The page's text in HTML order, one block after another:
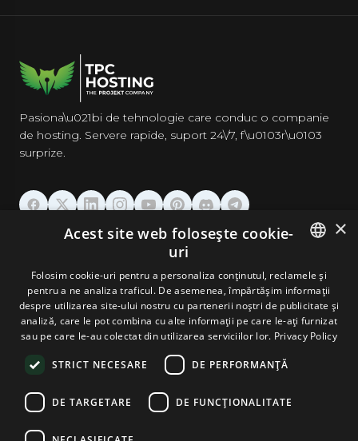
Pasiona\u021bi de tehnologie care conduc o companie
de hosting. Servere rapide, suport 24\/7, f\u0103r\u0103
surprize.
GĂZDUIRE
DOMENII & EMAIL
UNELTE & SECURITATE
COMPANIE
ENGLISH
GERMAN
ROMANIAN
×
Acest site web folosește cookie-
uri
Folosim cookie-uri pentru a personaliza conținutul, reclamele și
pentru a ne analiza traficul. De asemenea, împărtășim informații
despre utilizarea site-ului nostru cu partenerii noștri de publicitate și
analiză, care le pot combina cu alte informații pe care le-ați furnizat
sau pe care le-au colectat din utilizarea serviciilor lor. Privacy Policy
STRICT NECESARE DE PERFORMANȚĂ
DE TARGETARE DE FUNCŢIONALITATE